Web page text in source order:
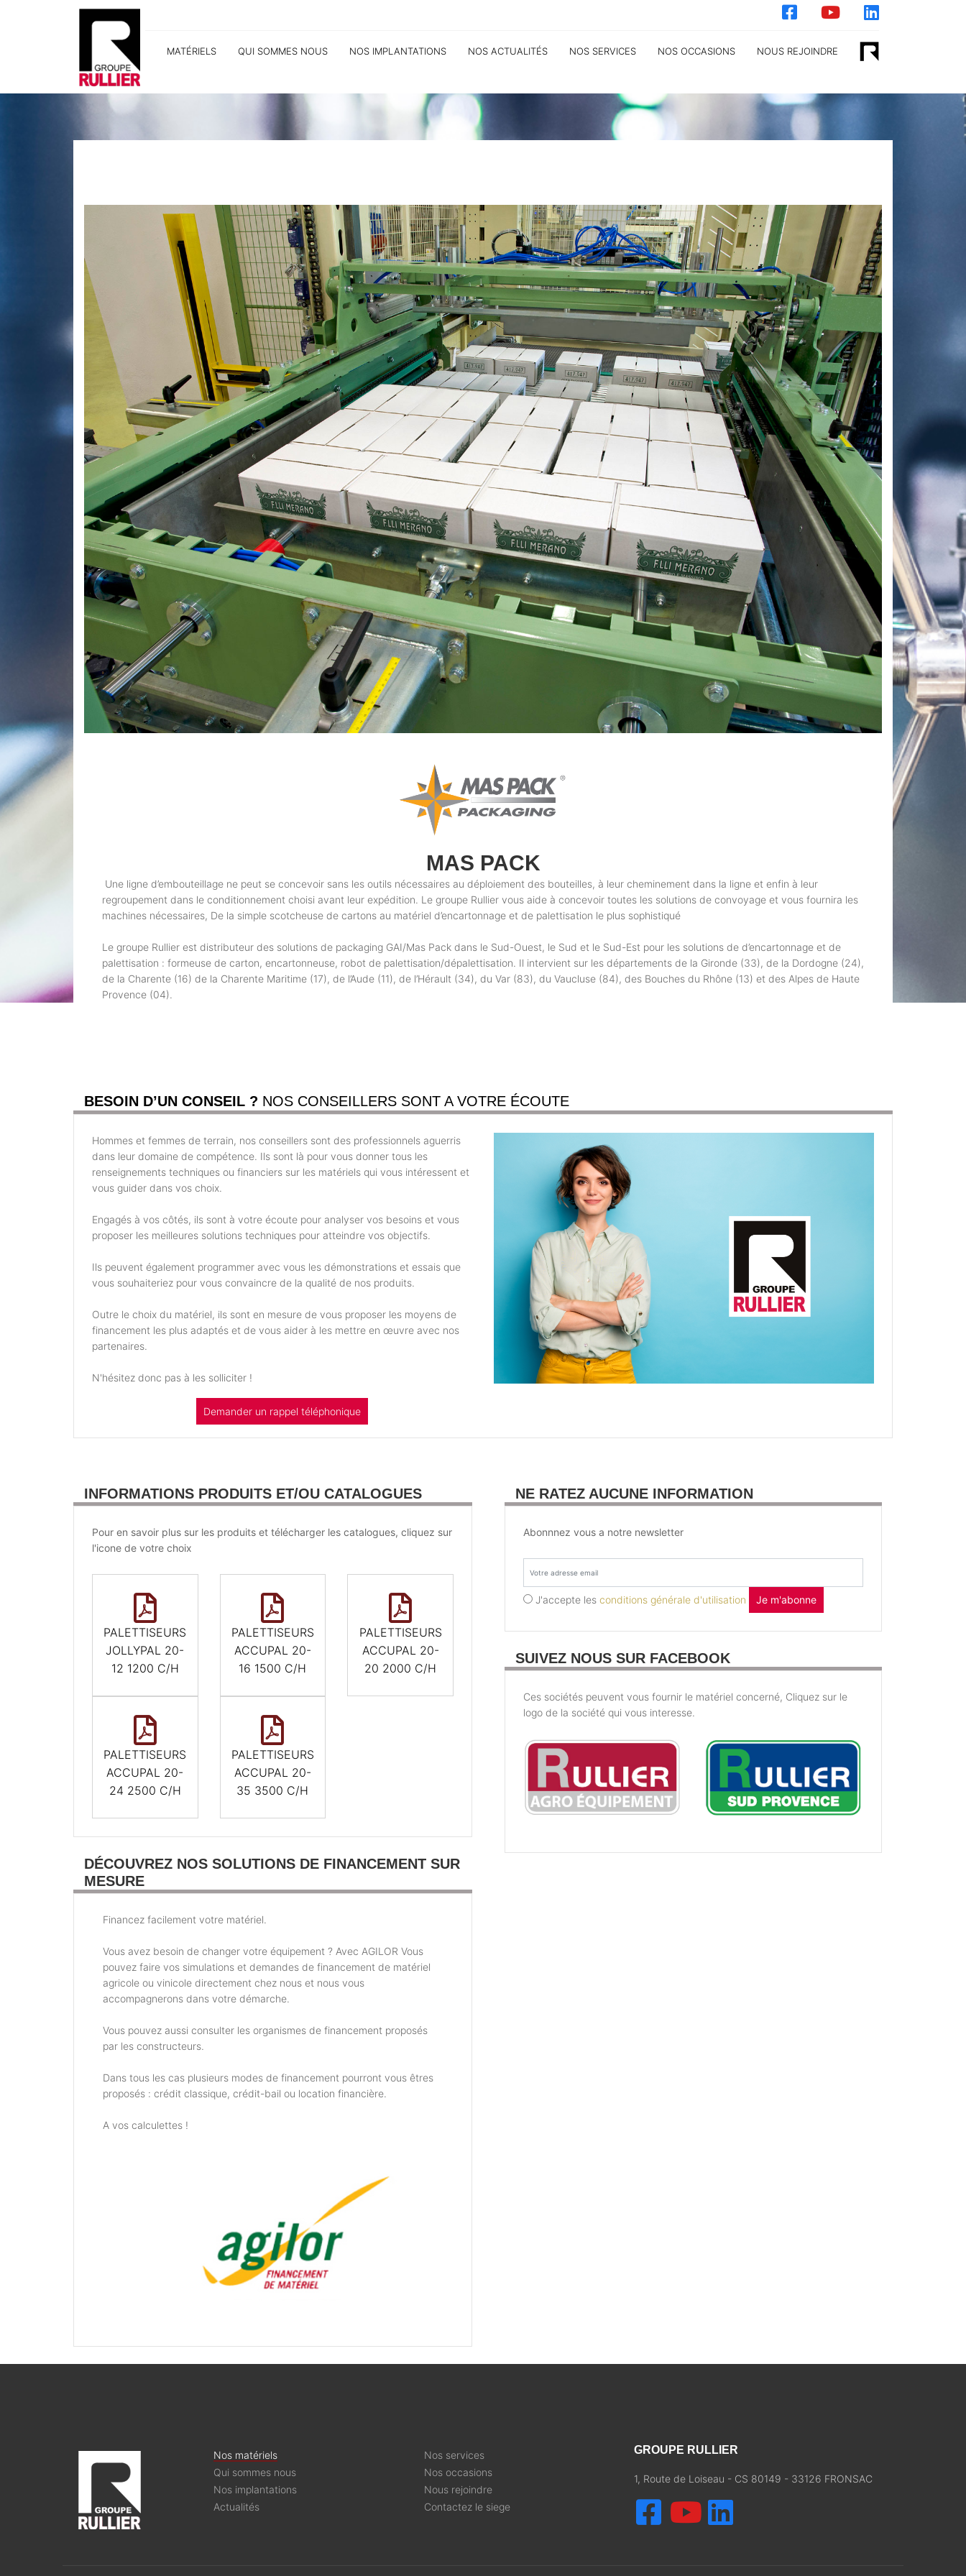
MATÉRIELS QUI SOMMES NOUS NOS IMPLANTATIONS NOS ACTUALITÉS NOS SERVICES NOS OCCASIONS NOUS REJOINDRE
MAS PACK
Une ligne d’embouteillage ne peut se concevoir sans les outils nécessaires au déploiement des bouteilles, à leur cheminement dans la ligne et enfin à leur
regroupement dans le conditionnement choisi avant leur expédition. Le groupe Rullier vous aide à concevoir toutes les solutions de convoyage et vous fournira les
machines nécessaires, De la simple scotcheuse de cartons au matériel d’encartonnage et de palettisation le plus sophistiqué
Le groupe Rullier est distributeur des solutions de packaging GAI/Mas Pack dans le Sud-Ouest, le Sud et le Sud-Est pour les solutions de d’encartonnage et de
palettisation : formeuse de carton, encartonneuse, robot de palettisation/dépalettisation. Il intervient sur les départements de la Gironde (33), de la Dordogne (24),
de la Charente (16) de la Charente Maritime (17), de l’Aude (11), de l’Hérault (34), du Var (83), du Vaucluse (84), des Bouches du Rhône (13) et des Alpes de Haute
Provence (04).
BESOIN D’UN CONSEIL ? NOS CONSEILLERS SONT A VOTRE ÉCOUTE
Hommes et femmes de terrain, nos conseillers sont des professionnels aguerris
dans leur domaine de compétence. Ils sont là pour vous donner tous les
renseignements techniques ou financiers sur les matériels qui vous intéressent et
vous guider dans vos choix.
Engagés à vos côtés, ils sont à votre écoute pour analyser vos besoins et vous
proposer les meilleures solutions techniques pour atteindre vos objectifs.
Ils peuvent également programmer avec vous les démonstrations et essais que
vous souhaiteriez pour vous convaincre de la qualité de nos produits.
Outre le choix du matériel, ils sont en mesure de vous proposer les moyens de
financement les plus adaptés et de vous aider à les mettre en œuvre avec nos
partenaires.
N'hésitez donc pas à les solliciter !
Demander un rappel téléphonique
INFORMATIONS PRODUITS ET/OU CATALOGUES
Pour en savoir plus sur les produits et télécharger les catalogues, cliquez sur
l'icone de votre choix
PALETTISEURS
JOLLYPAL 20-
12 1200 C/H
PALETTISEURS
ACCUPAL 20-
16 1500 C/H
PALETTISEURS
ACCUPAL 20-
20 2000 C/H
PALETTISEURS
ACCUPAL 20-
24 2500 C/H
PALETTISEURS
ACCUPAL 20-
35 3500 C/H
DÉCOUVREZ NOS SOLUTIONS DE FINANCEMENT SUR
MESURE
Financez facilement votre matériel.
Vous avez besoin de changer votre équipement ? Avec AGILOR Vous
pouvez faire vos simulations et demandes de financement de matériel
agricole ou vinicole directement chez nous et nous vous
accompagnerons dans votre démarche.
Vous pouvez aussi consulter les organismes de financement proposés
par les constructeurs.
Dans tous les cas plusieurs modes de financement pourront vous êtres
proposés : crédit classique, crédit-bail ou location financière.
A vos calculettes !
NE RATEZ AUCUNE INFORMATION
Abonnnez vous a notre newsletter
J'accepte les conditions générale d'utilisation Je m'abonne
SUIVEZ NOUS SUR FACEBOOK
Ces sociétés peuvent vous fournir le matériel concerné, Cliquez sur le
logo de la société qui vous interesse.
Nos matériels
Qui sommes nous
Nos implantations
Actualités
Nos services
Nos occasions
Nous rejoindre
Contactez le siege
GROUPE RULLIER
1, Route de Loiseau - CS 80149 - 33126 FRONSAC